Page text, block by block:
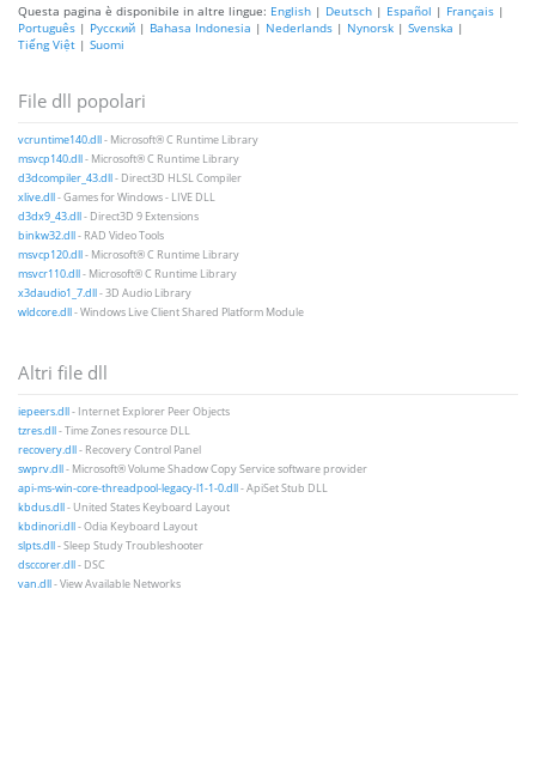
Questa pagina è disponibile in altre lingue: English | Deutsch | Español | Français |
Português | Русский | Bahasa Indonesia | Nederlands | Nynorsk | Svenska |
Tiếng Việt | Suomi
File dll popolari
vcruntime140.dll- Microsoft® C Runtime Library
msvcp140.dll- Microsoft® C Runtime Library
d3dcompiler_43.dll- Direct3D HLSL Compiler
xlive.dll- Games for Windows - LIVE DLL
d3dx9_43.dll- Direct3D 9 Extensions
binkw32.dll- RAD Video Tools
msvcp120.dll- Microsoft® C Runtime Library
msvcr110.dll- Microsoft® C Runtime Library
x3daudio1_7.dll- 3D Audio Library
wldcore.dll- Windows Live Client Shared Platform Module
Altri file dll
iepeers.dll- Internet Explorer Peer Objects
tzres.dll- Time Zones resource DLL
recovery.dll- Recovery Control Panel
swprv.dll- Microsoft® Volume Shadow Copy Service software provider
api-ms-win-core-threadpool-legacy-l1-1-0.dll- ApiSet Stub DLL
kbdus.dll- United States Keyboard Layout
kbdinori.dll- Odia Keyboard Layout
slpts.dll- Sleep Study Troubleshooter
dsccorer.dll- DSC
van.dll- View Available Networks